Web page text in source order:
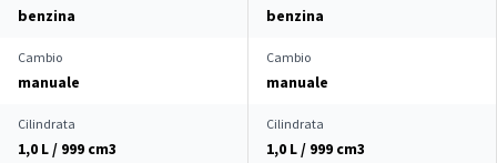
benzina benzina
Cambio
manuale
Cambio
manuale
Cilindrata
1,0 L / 999 cm3
Cilindrata
1,0 L / 999 cm3